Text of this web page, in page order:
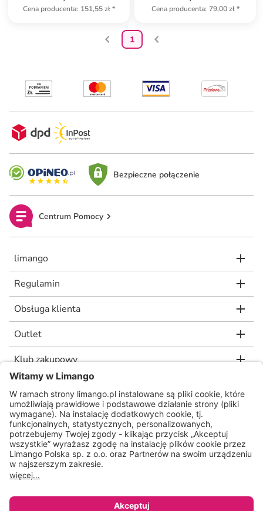
Cena producenta: 151,55 zł* Cena producenta: 79,00 zł*
1
Bezpieczne połączenie
Centrum Pomocy
limango
Regulamin
Obsługa klienta
Outlet
Klub zakupowy
limango.de limango.nl